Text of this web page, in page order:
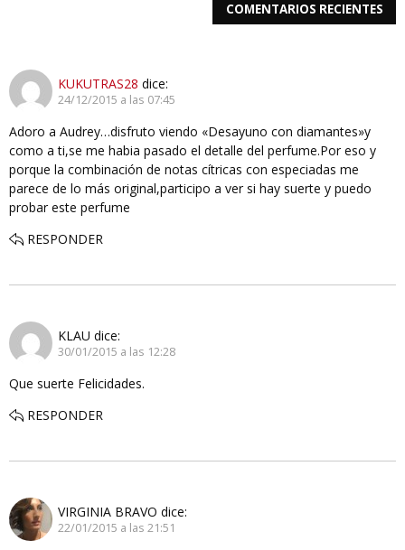
COMENTARIOS RECIENTES
KUKUTRAS28 dice:
24/12/2015 a las 07:45
Adoro a Audrey…disfruto viendo «Desayuno con diamantes»y
como a ti,se me habia pasado el detalle del perfume.Por eso y
porque la combinación de notas cítricas con especiadas me
parece de lo más original,participo a ver si hay suerte y puedo
probar este perfume
RESPONDER
KLAU dice:
30/01/2015 a las 12:28
Que suerte Felicidades.
RESPONDER
VIRGINIA BRAVO dice:
22/01/2015 a las 21:51